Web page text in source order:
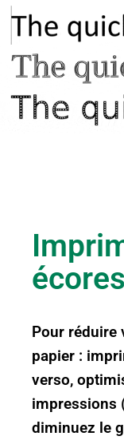
Pour réduire
papier :
verso,
impressions
diminuez le